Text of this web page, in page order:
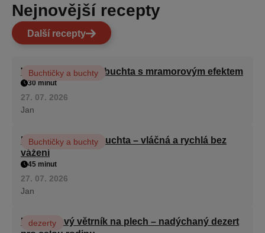
Nejnovější recepty
Další recepty
Vláčná olejová litá buchta s mramorovým efektem
Buchtičky a buchty
30 minut
27. 07. 2026
Jan
Hrnková maková buchta – vláčná a rychlá bez
vážení
Buchtičky a buchty
45 minut
27. 07. 2026
Jan
Karamelový větrník na plech – nadýchaný dezert
dezerty